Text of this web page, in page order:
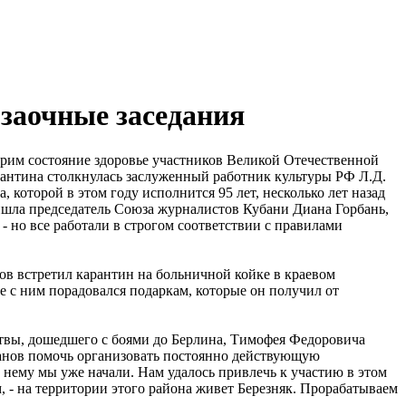
заседания
состояние здоровье участников Великой Отечественной
столкнулась заслуженный работник культуры РФ Л.Д.
в этом году исполнится 95 лет, несколько лет назад
председатель Союза журналистов Кубани Диана Горбань,
все работали в строгом соответствии с правилами
карантин на больничной койке в краевом
ним порадовался подаркам, которые он получил от
дошедшего с боями до Берлина, Тимофея Федоровича
помочь организовать постоянно действующую
мы уже начали. Нам удалось привлечь к участию в этом
на территории этого района живет Березняк. Прорабатываем